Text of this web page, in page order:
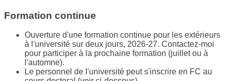
Formation continue
Ouverture d'une formation continue pour les extérieurs
à l'université sur deux jours, 2026-27. Contactez-moi
pour participer à la prochaine formation (juillet ou à
l'automne).
Le personnel de l'université peut s'inscrire en FC au